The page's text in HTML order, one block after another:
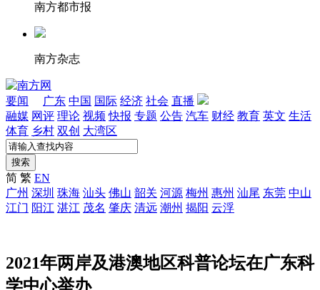
南方都市报
南方杂志
要闻 广东 中国 国际 经济 社会 直播
融媒 网评 理论 视频 快报 专题 公告 汽车 财经 教育 英文 生活
体育 乡村 双创 大湾区
搜索
简 繁 EN
广州 深圳 珠海 汕头 佛山 韶关 河源 梅州 惠州 汕尾 东莞 中山
江门 阳江 湛江 茂名 肇庆 清远 潮州 揭阳 云浮
2021年两岸及港澳地区科普论坛在广东科
学中心举办